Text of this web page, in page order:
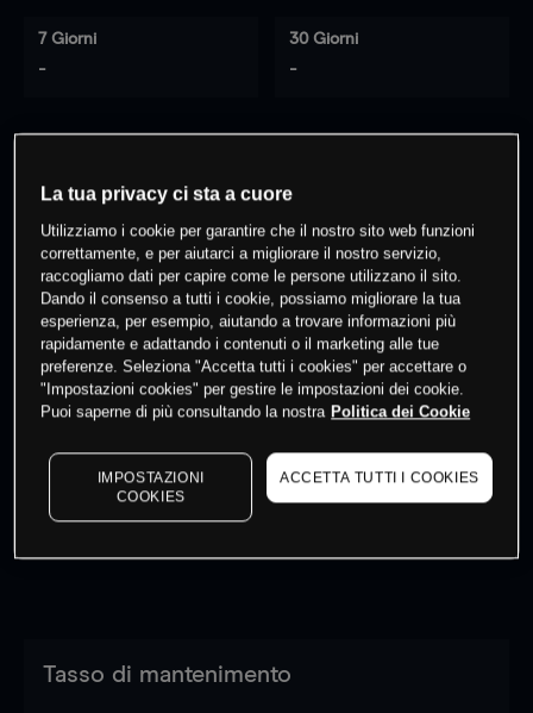
7 Giorni
-
30 Giorni
-
questo prodotto
Fai trading
Log into see latest market data
Tasso di mantenimento
La tua privacy ci sta a cuore
Utilizziamo i cookie per garantire che il nostro sito web funzioni
correttamente, e per aiutarci a migliorare il nostro servizio,
raccogliamo dati per capire come le persone utilizzano il sito.
Dando il consenso a tutti i cookie, possiamo migliorare la tua
esperienza, per esempio, aiutando a trovare informazioni più
rapidamente e adattando i contenuti o il marketing alle tue
preferenze. Seleziona "Accetta tutti i cookies" per accettare o
"Impostazioni cookies" per gestire le impostazioni dei cookie.
Puoi saperne di più consultando la nostra Politica dei Cookie
IMPOSTAZIONI
COOKIES
ACCETTA TUTTI I COOKIES